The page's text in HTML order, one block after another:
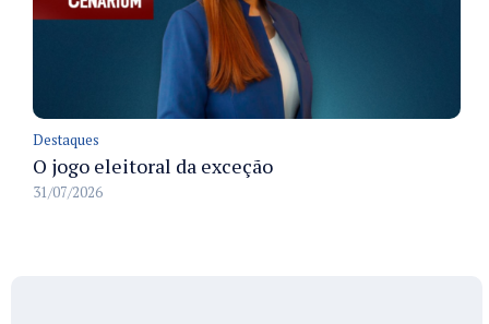
Destaques
O jogo eleitoral da exceção
31/07/2026